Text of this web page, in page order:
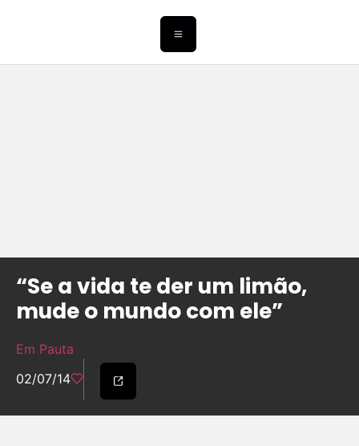
“Se a vida te der um limão,
mude o mundo com ele”
Em Pauta
02/07/14